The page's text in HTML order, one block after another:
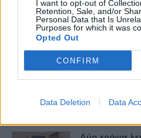
I want to opt-out of
Retention, Sale, and/or
Personal Data that Is
Purposes for which it was
Opted Out
CONFIRM
Data Deletion Data
Γεωργιάδης:
27 Φεβρουαρίου
Παράρτημα
27 Φεβρουαρίου